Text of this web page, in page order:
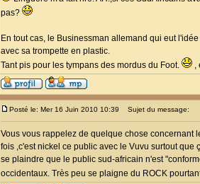
pas?
En tout cas, le Businessman allemand qui eut
avec sa trompette en plastic.
Tant pis pour les tympans des mordus du Foot.
,
Posté le: Mer 16 Juin 2010 10:39 Sujet du message:
Vous vous rappelez de quelque chose concernant
fois ,c'est nickel ce public avec le Vuvu surtout que
se plaindre que le public sud-africain n'est
occidentaux. Très peu se plaigne du ROCK